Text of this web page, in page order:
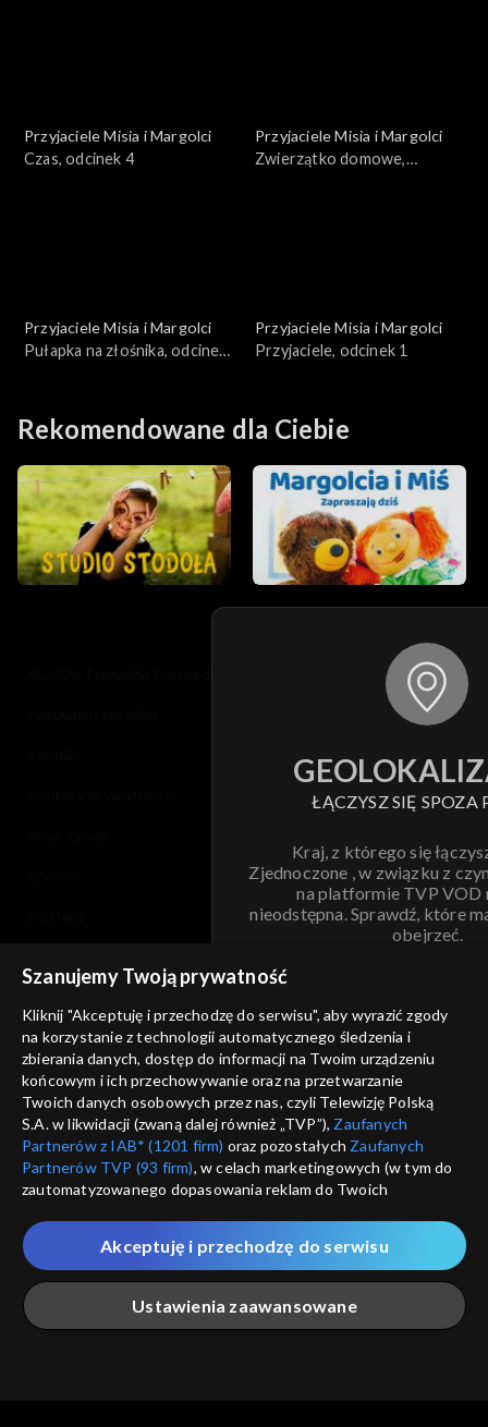
Przyjaciele Misia i Margolci
Czas, odcinek 4
Przyjaciele Misia i Margolci
Zwierzątko domowe,
Przyjaciele Misia i Margolci
Pułapka na złośnika, odcinek
Przyjaciele Misia i Margolci
Przyjaciele, odcinek 1
Rekomendowane dla Ciebie
ŁĄCZYSZ SIĘ SPOZA
Kraj, z którego się
Zjednoczone , w związku z
na platformie TVP VOD
nieodstępna. Sprawdź, które
obejrzeć.
ANULUJ
informacje o dostawcy usług
Szanujemy Twoją prywatność
Kliknij "Akceptuję i przechodzę do serwisu", aby wyrazić zgody
na korzystanie z technologii automatycznego śledzenia i
zbierania danych, dostęp do informacji na Twoim urządzeniu
końcowym i ich przechowywanie oraz na przetwarzanie
Twoich danych osobowych przez nas, czyli Telewizję Polską
S.A. w likwidacji (zwaną dalej również „TVP”), Zaufanych
Partnerów z IAB* (1201 firm) oraz pozostałych Zaufanych
Partnerów TVP (93 firm), w celach marketingowych (w tym do
zautomatyzowanego dopasowania reklam do Twoich
które wskazujemy poniżej, a także zgody na udostępnianie
przez nas identyfikatora PPID do Google.
Twoje dane osobowe zbierane podczas odwiedzania przez
Ciebie naszych
poszczególnych serwisówzwanych dalej
„Portalem”, w tym informacje zapisywane za pomocą
Ustawienia zaawansowane
Akceptuję i przechodzę do serwisu